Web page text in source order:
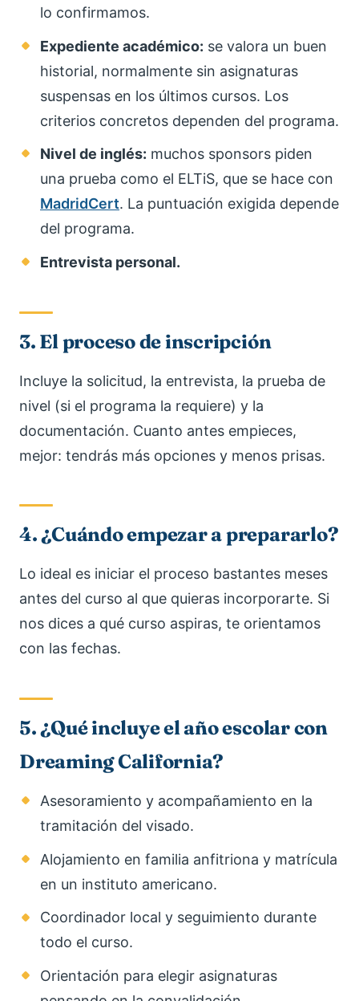
lo confirmamos.
Expediente académico: se valora un buen
historial, normalmente sin asignaturas
suspensas en los últimos cursos. Los
criterios concretos dependen del programa.
Nivel de inglés: muchos sponsors piden
una prueba como el ELTiS, que se hace con
MadridCert. La puntuación exigida depende
del programa.
Entrevista personal.
3. El proceso de inscripción
Incluye la solicitud, la entrevista, la prueba de
nivel (si el programa la requiere) y la
documentación. Cuanto antes empieces,
mejor: tendrás más opciones y menos prisas.
4. ¿Cuándo empezar a prepararlo?
Lo ideal es iniciar el proceso bastantes meses
antes del curso al que quieras incorporarte. Si
nos dices a qué curso aspiras, te orientamos
con las fechas.
5. ¿Qué incluye el año escolar con
Dreaming California?
Asesoramiento y acompañamiento en la
tramitación del visado.
Alojamiento en familia anfitriona y matrícula
en un instituto americano.
Coordinador local y seguimiento durante
todo el curso.
Orientación para elegir asignaturas